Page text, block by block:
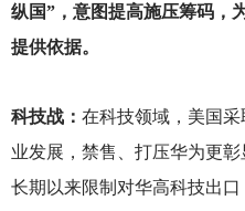
纵国”，意图提高施压筹码，
提供依据。
科技战： 在科技领域，美国
业发展，禁售、打压华为更
长期以来限制对华高科技出